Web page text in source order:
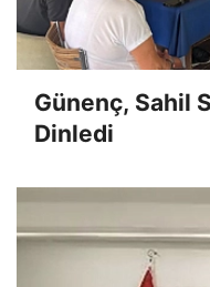
Günenç, Sahil
Dinledi